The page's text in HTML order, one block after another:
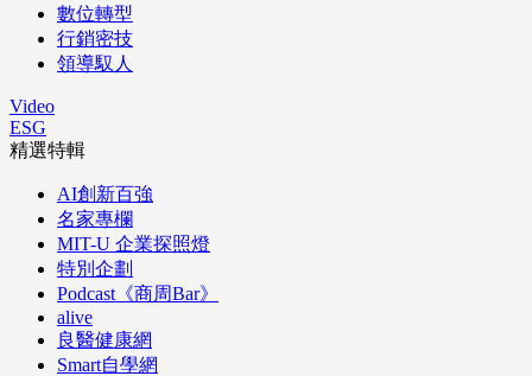
數位轉型
行銷密技
領導馭人
Video
ESG
精選特輯
AI創新百強
名家專欄
MIT-U 企業探照燈
特別企劃
Podcast《商周Bar》
alive
良醫健康網
Smart自學網